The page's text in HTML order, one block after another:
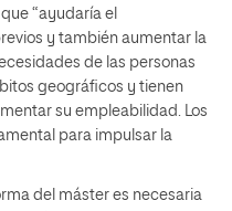
“ayudaría el
y también aumentar la
de las personas
geográficos y tienen
su empleabilidad. Los
para impulsar la
del máster es necesaria